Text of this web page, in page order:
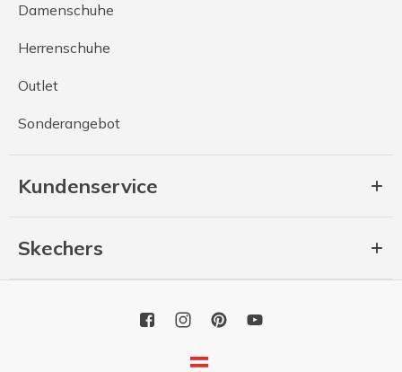
Damenschuhe
Herrenschuhe
Outlet
Sonderangebot
Kundenservice
Skechers